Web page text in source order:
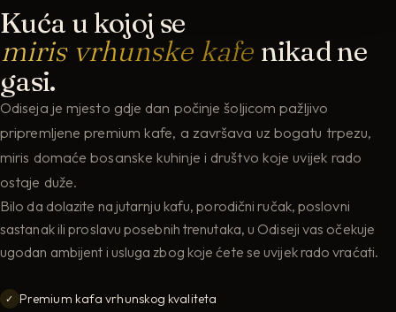
Kuća u kojoj se
miris vrhunske kafe nikad ne
gasi.
Odiseja je mjesto gdje dan počinje šoljicom pažljivo
pripremljene premium kafe, a završava uz bogatu trpezu,
miris domaće bosanske kuhinje i društvo koje uvijek rado
ostaje duže.
Bilo da dolazite na jutarnju kafu, porodični ručak, poslovni
sastanak ili proslavu posebnih trenutaka, u Odiseji vas očekuje
ugodan ambijent i usluga zbog koje ćete se uvijek rado vraćati.
✓ Premium kafa vrhunskog kvaliteta